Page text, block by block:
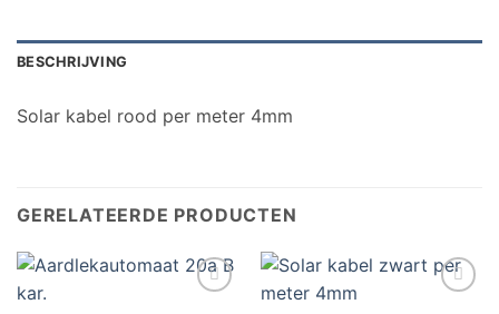
BESCHRIJVING
Solar kabel rood per meter 4mm
GERELATEERDE PRODUCTEN